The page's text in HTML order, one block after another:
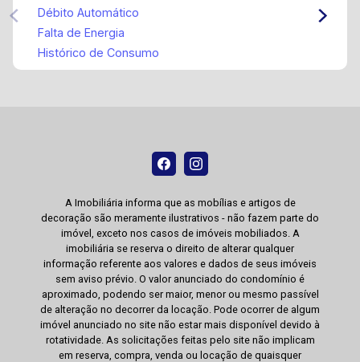
Débito Automático
Falta de Energia
Histórico de Consumo
A Imobiliária informa que as mobílias e artigos de
decoração são meramente ilustrativos - não fazem parte do
imóvel, exceto nos casos de imóveis mobiliados. A
imobiliária se reserva o direito de alterar qualquer
informação referente aos valores e dados de seus imóveis
sem aviso prévio. O valor anunciado do condomínio é
aproximado, podendo ser maior, menor ou mesmo passível
de alteração no decorrer da locação. Pode ocorrer de algum
imóvel anunciado no site não estar mais disponível devido à
rotatividade. As solicitações feitas pelo site não implicam
em reserva, compra, venda ou locação de quaisquer